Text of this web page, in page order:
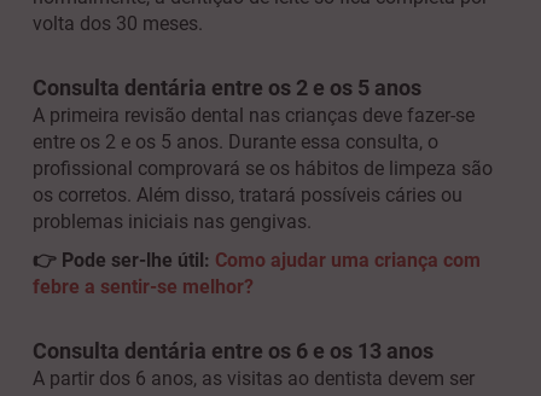
volta dos 30 meses.
Consulta dentária entre os 2 e os 5 anos
A primeira revisão dental nas crianças deve fazer-se
entre os 2 e os 5 anos. Durante essa consulta, o
profissional comprovará se os hábitos de limpeza são
os corretos. Além disso, tratará possíveis cáries ou
problemas iniciais nas gengivas.
👉 Pode ser-lhe útil: Como ajudar uma criança com
febre a sentir-se melhor?
Consulta dentária entre os 6 e os 13 anos
A partir dos 6 anos, as visitas ao dentista devem ser